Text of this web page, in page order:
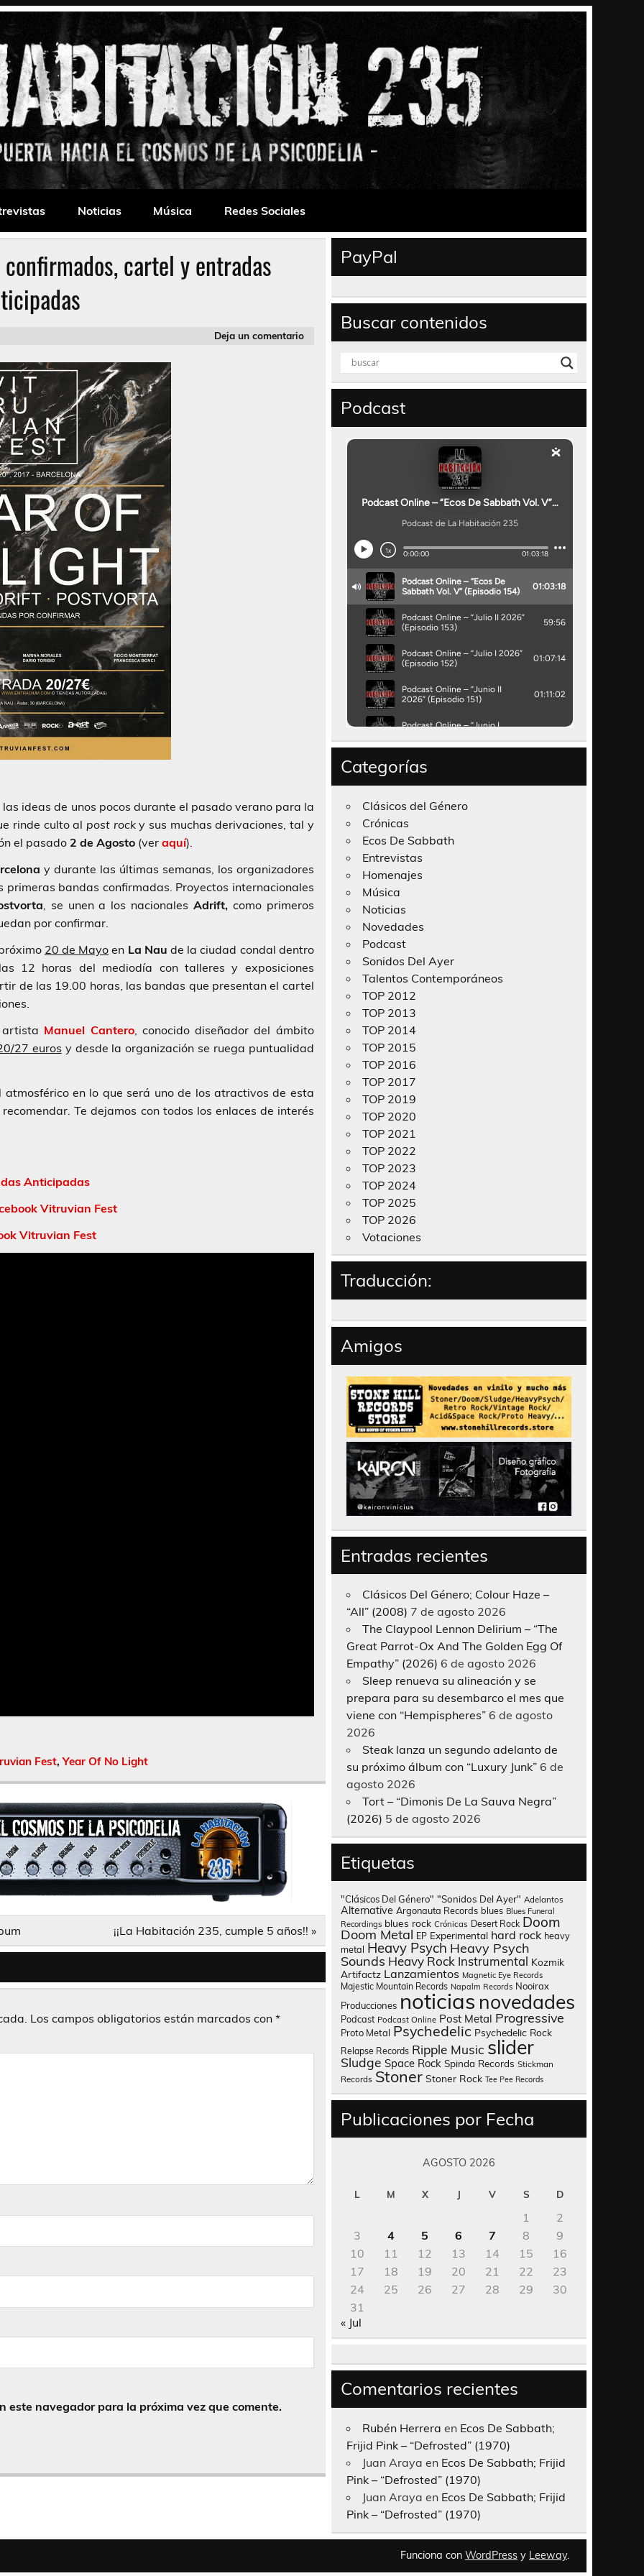
Noticias Música Redes Sociales
cartel y entradas
Deja un comentario
ideas de unos pocos durante el pasado verano para la
rinde culto al post rocky sus muchas derivaciones, tal y
el pasado 2 de Agosto (ver aquí).
y durante las últimas semanas, los organizadores
bandas confirmadas. Proyectos internacionales
, se unen a los nacionalesAdrift, como primeros
por confirmar.
20 de Mayo en La Nau de la ciudad condal dentro
12 horas del mediodía con talleres y exposiciones
de las 19.00 horas, las bandas que presentan el cartel
Manuel Cantero, conocido diseñador del ámbito
27 euros y desde la organización se ruega puntualidad
en lo que será uno de los atractivos de esta
Te dejamos con todos los enlaces de interés
Anticipadas
Vitruvian Fest
Vitruvian Fest
Fest,Year Of No Light
¡¡La Habitación 235, cumple 5 años!! »
Los campos obligatorios están marcados con *
este navegador para la próxima vez que comente.
PayPal
Buscar contenidos
Podcast
Categorías
Clásicos del Género
Crónicas
Ecos De Sabbath
Entrevistas
Homenajes
Música
Noticias
Novedades
Podcast
Sonidos Del Ayer
Talentos Contemporáneos
TOP 2012
TOP 2013
TOP 2014
TOP 2015
TOP 2016
TOP 2017
TOP 2019
TOP 2020
TOP 2021
TOP 2022
TOP 2023
TOP 2024
TOP 2025
TOP 2026
Votaciones
Traducción:
Amigos
Entradas recientes
Clásicos Del Género; Colour Haze –
“All” (2008) 7 de agosto 2026
The Claypool Lennon Delirium – “The
Great Parrot-Ox And The Golden Egg Of
Empathy” (2026) 6 de agosto 2026
Sleep renueva su alineación y se
prepara para su desembarco el mes que
viene con “Hempispheres” 6 de agosto
2026
Steak lanza un segundo adelanto de
su próximo álbum con “Luxury Junk” 6 de
agosto 2026
Tort – “Dimonis De La Sauva Negra”
(2026) 5 de agosto 2026
Etiquetas
"Clásicos Del Género" "Sonidos Del Ayer" Adelantos
Alternative Argonauta Records blues Blues Funeral
Recordings blues rock Crónicas Desert Rock Doom
Doom Metal EP Experimental hard rock heavy
metal Heavy Psych Heavy Psych
Sounds Heavy Rock Instrumental Kozmik
Artifactz Lanzamientos Magnetic Eye Records
Majestic Mountain Records Napalm Records Nooirax
Producciones noticias novedades
Podcast Podcast Online Post Metal Progressive
Proto Metal Psychedelic Psychedelic Rock
Relapse Records Ripple Music slider
Sludge Space Rock Spinda Records Stickman
Records Stoner Stoner Rock Tee Pee Records
Publicaciones por Fecha
AGOSTO 2026
L M X J V S D
1
2
3
4 5 6 7 8
9
10
11 12 13 14 15
16
17
18 19 20 21 22
23
24
25 26 27 28 29
30
31
« Jul
Comentarios recientes
Rubén Herrera en Ecos De Sabbath;
Frijid Pink – “Defrosted” (1970)
Juan Araya en Ecos De Sabbath; Frijid
Pink – “Defrosted” (1970)
Juan Araya en Ecos De Sabbath; Frijid
Pink – “Defrosted” (1970)
Funciona con WordPress y Leeway.